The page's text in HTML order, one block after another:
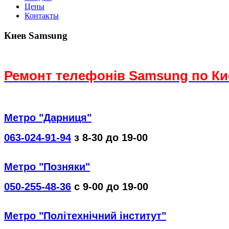
Цены
Контакты
Киев Samsung
Ремонт телефонів Samsung по
Метро "Дарниця"
063-024-91-94 з 8-30 до 19-00
Метро "Позняки"
050-255-48-36 с 9-00 до 19-00
Метро "Політехнічний інститут"